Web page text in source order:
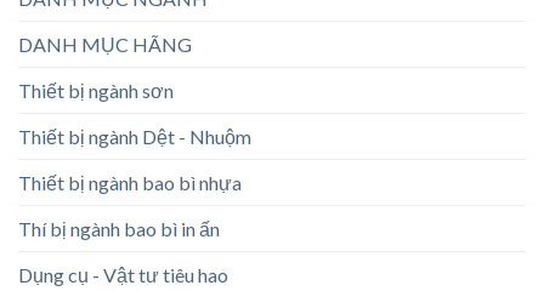
DANH MỤC HÃNG
Thiết bị ngành sơn
Thiết bị ngành Dệt - Nhuộm
Thiết bị ngành bao bì nhựa
Thí bị ngành bao bì in ấn
Dụng cụ - Vật tư tiêu hao